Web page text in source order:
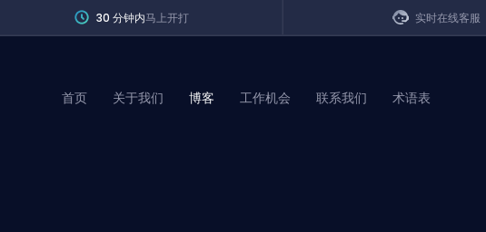
30 分钟内马上开打 实时在线客服
首页 关于我们 博客 工作机会 联系我们 术语表